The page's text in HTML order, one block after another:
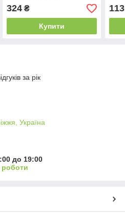
324₴
Купити
113
за рік
Україна
до 19:00
роботи